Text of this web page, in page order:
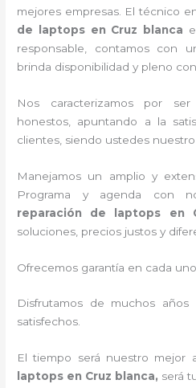
mejores empresas. El técnico
de laptops en Cruz blanca
responsable, contamos con
brinda disponibilidad y pleno
Nos caracterizamos por
honestos, apuntando a la
clientes, siendo ustedes
Manejamos un amplio y
Programa y agenda con
reparación de laptops en
soluciones, precios justos y
Ofrecemos garantía en cada
Disfrutamos de muchos
satisfechos.
El tiempo será nuestro mejor
laptops en Cruz blanca, será